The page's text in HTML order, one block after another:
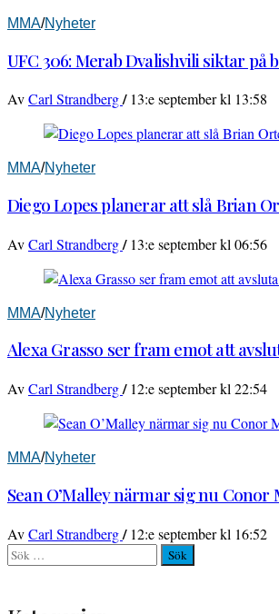
MMA/Nyheter
UFC 306: Merab Dvalishvili siktar på
AvCarl Strandberg/ 13:e september kl 13:58
MMA/Nyheter
Diego Lopes planerar att slå Brian
AvCarl Strandberg/ 13:e september kl 06:56
MMA/Nyheter
Alexa Grasso ser fram emot att
AvCarl Strandberg/ 12:e september kl 22:54
MMA/Nyheter
Sean O’Malley närmar sig nu
AvCarl Strandberg/ 12:e september kl 16:52
Sök
efter: